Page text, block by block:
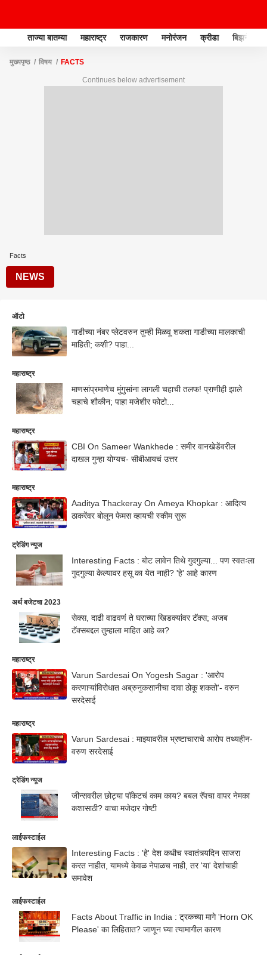
ताज्या बातम्या महाराष्ट्र राजकारण मनोरंजन क्रीडा बिझनेस
मुख्यपृष्ठ विषय FACTS
Continues below advertisement
Facts
NEWS
ऑटो
गाडीच्या नंबर प्लेटवरुन तुम्ही मिळवू शकता गाडीच्या मालकाची
माहिती; कशी? पाहा...
महाराष्ट्र
माणसांप्रमाणेच मुंगुसांना लागली चहाची तलफ! प्राणीही झाले
चहाचे शौकीन; पाहा मजेशीर फोटो...
महाराष्ट्र
CBI On Sameer Wankhede : समीर वानखेडेंवरील
दाखल गुन्हा योग्यच- सीबीआयचं उत्तर
महाराष्ट्र
Aaditya Thackeray On Ameya Khopkar : आदित्य
ठाकरेंवर बोलून फेमस व्हायची स्कीम सुरू
ट्रेडिंग न्यूज
Interesting Facts : बोट लावेन तिथे गुदगुल्या... पण स्वतःला
गुदगुल्या केल्यावर हसू का येत नाही? 'हे' आहे कारण
अर्थ बजेटचा 2023
सेक्स, दाढी वाढवणं ते घराच्या खिडक्यांवर टॅक्स; अजब
टॅक्सबद्दल तुम्हाला माहित आहे का?
महाराष्ट्र
Varun Sardesai On Yogesh Sagar : 'आरोप
करणाऱ्यांविरोधात अब्रुनुकसानीचा दावा ठोकू शकतो'- वरुन
सरदेसाई
महाराष्ट्र
Varun Sardesai : माझ्यावरील भ्रष्टाचाराचे आरोप तथ्यहीन-
वरुण सरदेसाई
ट्रेडिंग न्यूज
जीन्सवरील छोट्या पॉकेटचं काम काय? बबल रॅपचा वापर नेमका
कशासाठी? वाचा मजेदार गोष्टी
लाईफस्टाईल
Interesting Facts : 'हे' देश कधीच स्वातंत्र्यदिन साजरा
करत नाहीत, यामध्ये केवळ नेपाळच नाही, तर 'या' देशांचाही
समावेश
लाईफस्टाईल
Facts About Traffic in India : ट्रकच्या मागे 'Horn OK
Please' का लिहितात? जाणून घ्या त्यामागील कारण